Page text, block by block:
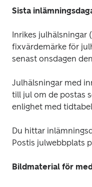
Sista
Inrikes julhälsningar
fixvärdemärke för
senast onsdagen
Julhälsningar med
till jul om de postas
enlighet med
Du hittar
Postis julwebbplats
Bildmaterial för